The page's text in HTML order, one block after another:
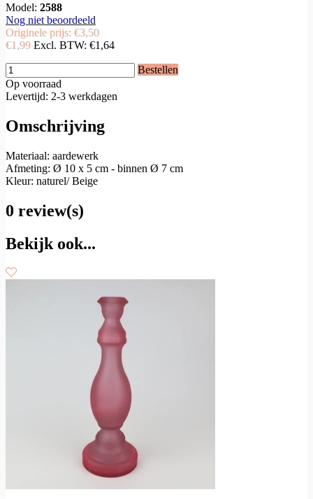
Model: 2588
Nog niet beoordeeld
Originele prijs: €3,50
€1,99 Excl. BTW: €1,64
Bestellen
Op voorraad
Levertijd: 2-3 werkdagen
Omschrijving
Materiaal: aardewerk
Afmeting: Ø 10 x 5 cm - binnen Ø 7 cm
Kleur: naturel/ Beige
0 review(s)
Bekijk ook...